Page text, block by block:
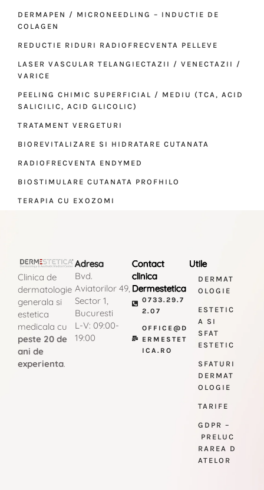
DERMAPEN / MICRONEEDLING – INDUCTIE DE
COLAGEN
REDUCTIE RIDURI RADIOFRECVENTA PELLEVE
LASER VASCULAR TELANGIECTAZII / VENECTAZII /
VARICE
PEELING CHIMIC SUPERFICIAL / MEDIU (TCA, ACID
SALICILIC, ACID GLICOLIC)
TRATAMENT VERGETURI
BIOREVITALIZARE SI HIDRATARE CUTANATA
RADIOFRECVENTA ENDYMED
BIOSTIMULARE CUTANATA PROFHILO
TERAPIA CU EXOZOMI
Clinica de
dermatologie
generala si
estetica
medicala cu
peste 20 de
ani de
experienta.
Adresa
Bvd.
Aviatorilor 49,
Sector 1,
Bucuresti
L-V: 09:00-
19:00
Contact
clinica
Dermestetica
0733.29.7
2.07
OFFICE@D
ERMESTET
ICA.RO
Utile
DERMAT
OLOGIE
ESTETIC
A SI
SFAT
ESTETIC
SFATURI
DERMAT
OLOGIE
TARIFE
GDPR –
PRELUC
RAREA D
ATELOR